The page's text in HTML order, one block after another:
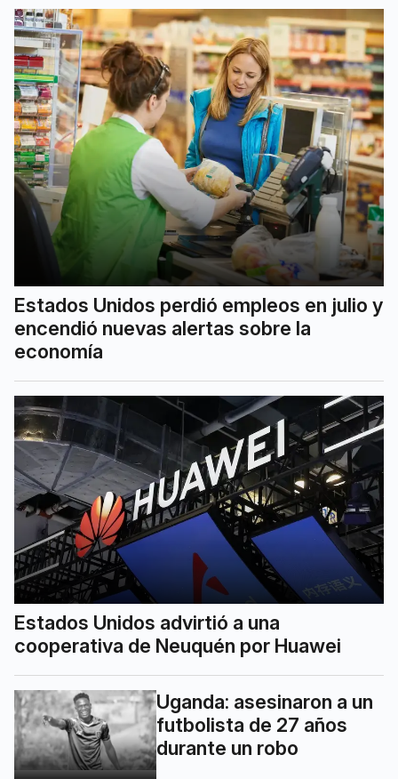
Estados Unidos perdió empleos en julio y
encendió nuevas alertas sobre la
economía
Estados Unidos advirtió a una
cooperativa de Neuquén por Huawei
Uganda: asesinaron a un
futbolista de 27 años
durante un robo